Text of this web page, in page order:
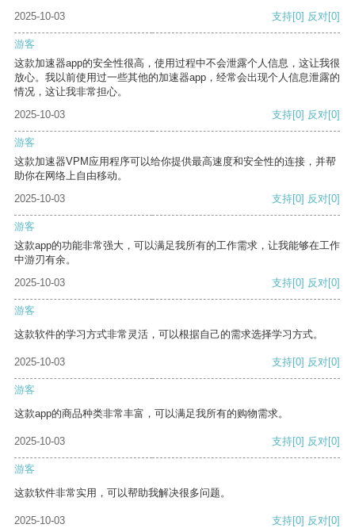
2025-10-03 支持[0] 反对[0]
游客
这款加速器app的安全性很高，使用过程中不会泄露个人信息，这让我很
放心。我以前使用过一些其他的加速器app，经常会出现个人信息泄露的
情况，这让我非常担心。
2025-10-03
支持[0] 反对[0]
游客
这款加速器VPM应用程序可以给你提供最高速度和安全性的连接，并帮
助你在网络上自由移动。
2025-10-03
支持[0] 反对[0]
游客
这款app的功能非常强大，可以满足我所有的工作需求，让我能够在工作
中游刃有余。
2025-10-03
支持[0] 反对[0]
游客
这款软件的学习方式非常灵活，可以根据自己的需求选择学习方式。
2025-10-03 支持[0] 反对[0]
游客
这款app的商品种类非常丰富，可以满足我所有的购物需求。
2025-10-03 支持[0] 反对[0]
游客
这款软件非常实用，可以帮助我解决很多问题。
2025-10-03 支持[0] 反对[0]